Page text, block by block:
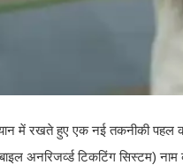
ध्यान में रखते हुए एक नई तकनीकी
अनरिजर्व्ड टिकटिंग सिस्टम)